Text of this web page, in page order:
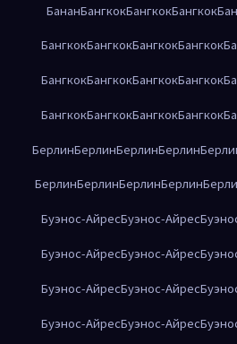
БананБангкокБангкокБангкок
БангкокБангкокБангкокБангкок
БангкокБангкокБангкокБангкок
БангкокБангкокБангкокБангкок
БерлинБерлинБерлинБерлин
БерлинБерлинБерлинБерлин
Буэнос-АйресБуэнос-Айрес
Буэнос-АйресБуэнос-Айрес
Буэнос-АйресБуэнос-Айрес
Буэнос-АйресБуэнос-Айрес